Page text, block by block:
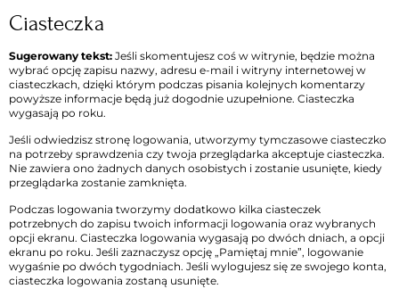
Ciasteczka
Sugerowany tekst: Jeśli skomentujesz coś w witrynie, będzie można
wybrać opcję zapisu nazwy, adresu e-mail i witryny internetowej w
ciasteczkach, dzięki którym podczas pisania kolejnych komentarzy
powyższe informacje będą już dogodnie uzupełnione. Ciasteczka
wygasają po roku.
Jeśli odwiedzisz stronę logowania, utworzymy tymczasowe ciasteczko
na potrzeby sprawdzenia czy twoja przeglądarka akceptuje ciasteczka.
Nie zawiera ono żadnych danych osobistych i zostanie usunięte, kiedy
przeglądarka zostanie zamknięta.
Podczas logowania tworzymy dodatkowo kilka ciasteczek
potrzebnych do zapisu twoich informacji logowania oraz wybranych
opcji ekranu. Ciasteczka logowania wygasają po dwóch dniach, a opcji
ekranu po roku. Jeśli zaznaczysz opcję „Pamiętaj mnie”, logowanie
wygaśnie po dwóch tygodniach. Jeśli wylogujesz się ze swojego konta,
ciasteczka logowania zostaną usunięte.